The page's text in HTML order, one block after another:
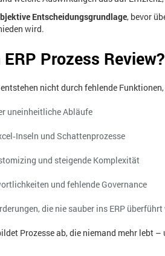
Entscheidungsgrundlage, bevor
wird.
Prozess Review?
entstehen nicht durch fehlende
uneinheitliche Abläufe
und Schattenprozesse
und steigende Komplexität
und fehlende Governance
die nie sauber ins ERP überführt
Prozesse ab, die niemand mehr lebt